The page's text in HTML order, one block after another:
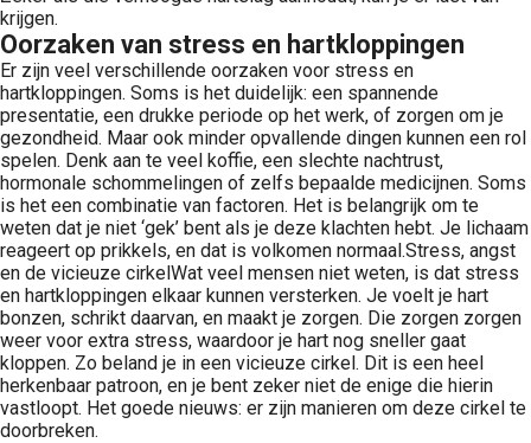
krijgen.
Oorzaken van stress en hartkloppingen
Er zijn veel verschillende oorzaken voor stress en
hartkloppingen. Soms is het duidelijk: een spannende
presentatie, een drukke periode op het werk, of zorgen om je
gezondheid. Maar ook minder opvallende dingen kunnen een rol
spelen. Denk aan te veel koffie, een slechte nachtrust,
hormonale schommelingen of zelfs bepaalde medicijnen. Soms
is het een combinatie van factoren. Het is belangrijk om te
weten dat je niet ‘gek’ bent als je deze klachten hebt. Je lichaam
reageert op prikkels, en dat is volkomen normaal.Stress, angst
en de vicieuze cirkelWat veel mensen niet weten, is dat stress
en hartkloppingen elkaar kunnen versterken. Je voelt je hart
bonzen, schrikt daarvan, en maakt je zorgen. Die zorgen zorgen
weer voor extra stress, waardoor je hart nog sneller gaat
kloppen. Zo beland je in een vicieuze cirkel. Dit is een heel
herkenbaar patroon, en je bent zeker niet de enige die hierin
vastloopt. Het goede nieuws: er zijn manieren om deze cirkel te
doorbreken.